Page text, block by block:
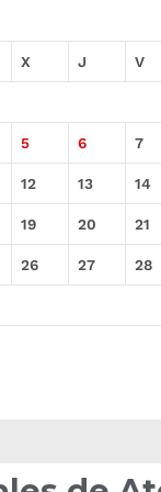
X J V
5 6 7
12 13 14
19 20 21
26 27 28